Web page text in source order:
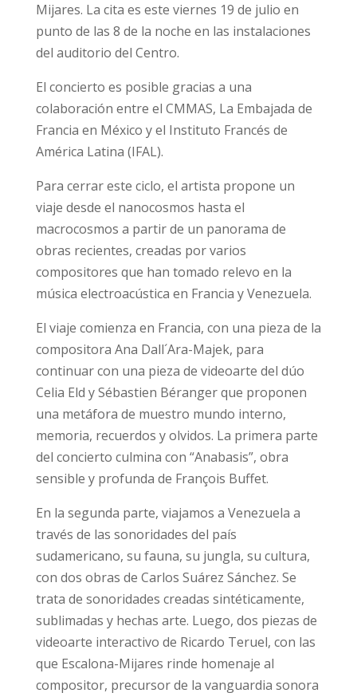
Mijares. La cita es este viernes 19 de julio en
punto de las 8 de la noche en las instalaciones
del auditorio del Centro.
El concierto es posible gracias a una
colaboración entre el CMMAS, La Embajada de
Francia en México y el Instituto Francés de
América Latina (IFAL).
Para cerrar este ciclo, el artista propone un
viaje desde el nanocosmos hasta el
macrocosmos a partir de un panorama de
obras recientes, creadas por varios
compositores que han tomado relevo en la
música electroacústica en Francia y Venezuela.
El viaje comienza en Francia, con una pieza de la
compositora Ana Dall´Ara-Majek, para
continuar con una pieza de videoarte del dúo
Celia Eld y Sébastien Béranger que proponen
una metáfora de muestro mundo interno,
memoria, recuerdos y olvidos. La primera parte
del concierto culmina con “Anabasis”, obra
sensible y profunda de François Buffet.
En la segunda parte, viajamos a Venezuela a
través de las sonoridades del país
sudamericano, su fauna, su jungla, su cultura,
con dos obras de Carlos Suárez Sánchez. Se
trata de sonoridades creadas sintéticamente,
sublimadas y hechas arte. Luego, dos piezas de
videoarte interactivo de Ricardo Teruel, con las
que Escalona-Mijares rinde homenaje al
compositor, precursor de la vanguardia sonora